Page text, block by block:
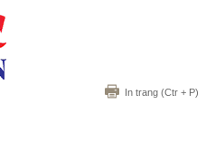
In trang (Ctr + P)